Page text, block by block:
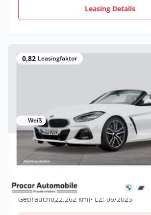
Leasing Details
0,82 Leasingfaktor
Weiß
Privat & Gewerbe Neu
BMW Z4 sDrive20i M Sport
Benzin •Automatik •
197 PS (145 kW)
Gebraucht(22.262 km)• EZ: 06/2025